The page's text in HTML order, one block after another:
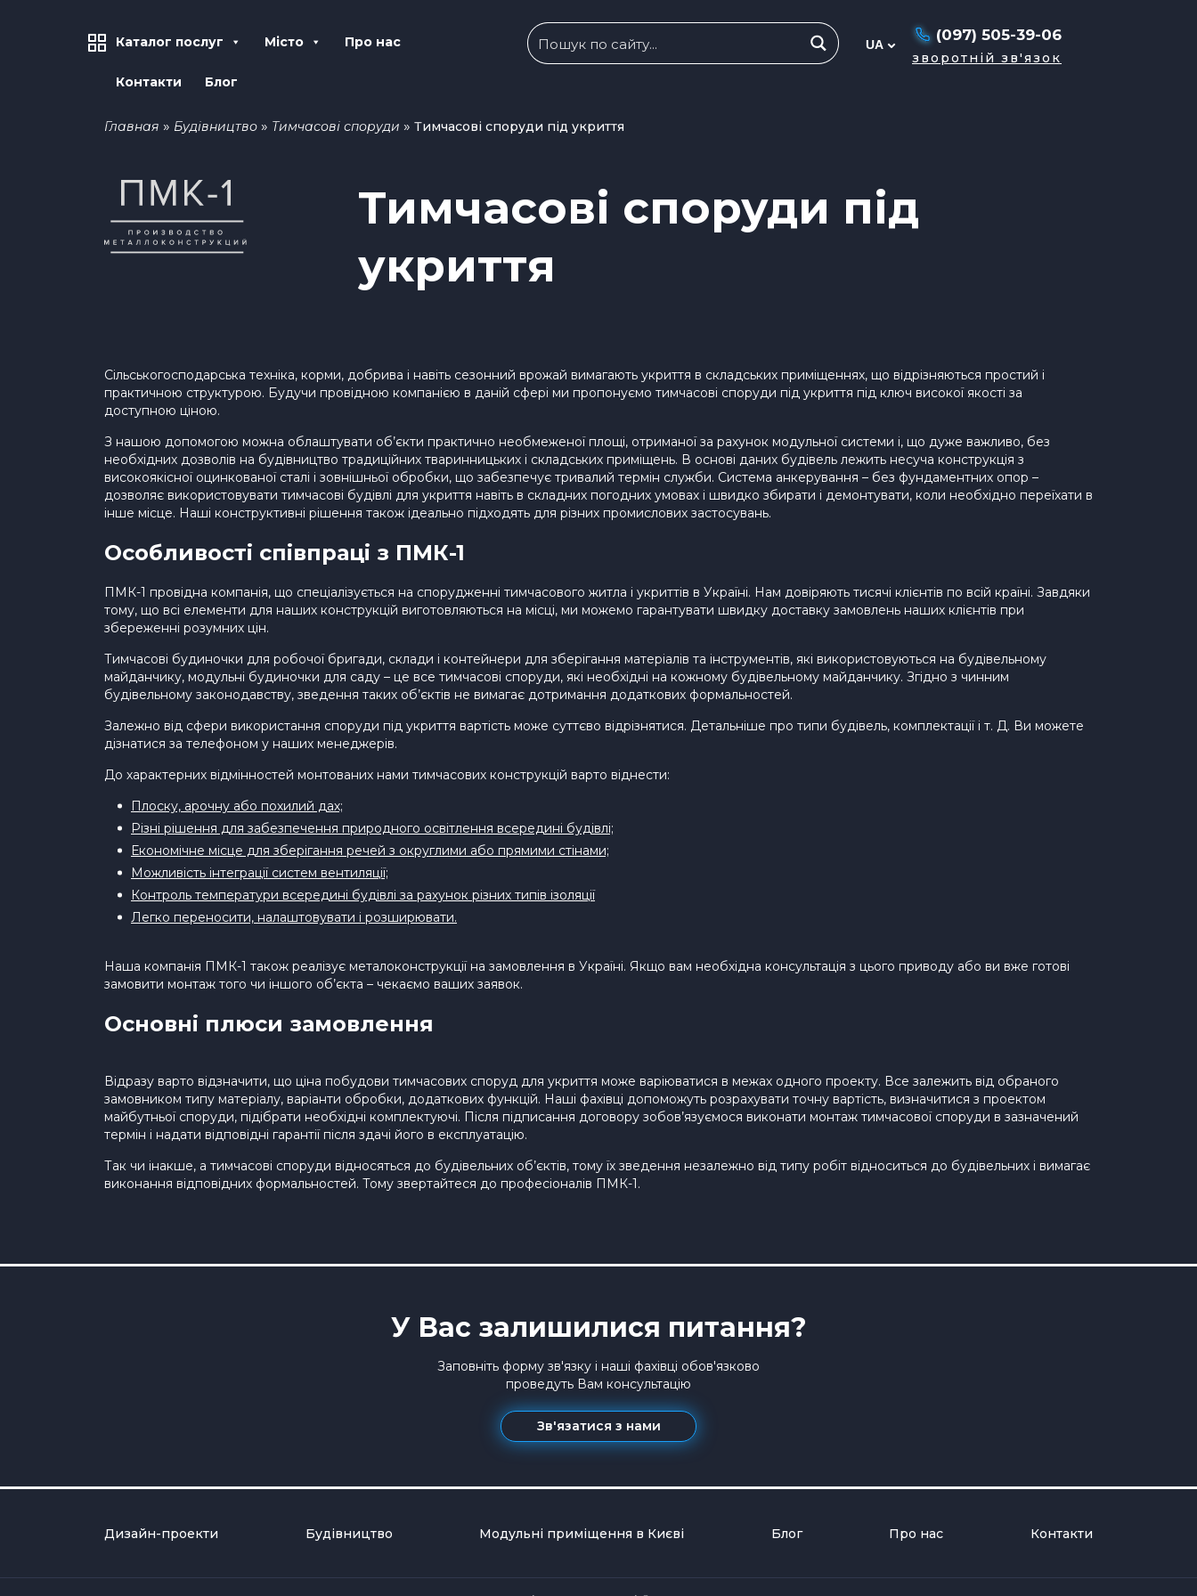
Каталог послуг Місто Про нас
Контакти Блог
(097) 505-39-06
зворотній зв'язок
Главная » Будівництво » Тимчасові споруди » Тимчасові споруди під укриття
Тимчасові споруди під
укриття
Сільськогосподарська техніка, корми, добрива і навіть сезонний врожай вимагають укриття в складських приміщеннях, що відрізняються простий і
практичною структурою. Будучи провідною компанією в даній сфері ми пропонуємо тимчасові споруди під укриття під ключ високої якості за
доступною ціною.
З нашою допомогою можна облаштувати об’єкти практично необмеженої площі, отриманої за рахунок модульної системи і, що дуже важливо, без
необхідних дозволів на будівництво традиційних тваринницьких і складських приміщень. В основі даних будівель лежить несуча конструкція з
високоякісної оцинкованої сталі і зовнішньої обробки, що забезпечує тривалий термін служби. Система анкерування – без фундаментних опор –
дозволяє використовувати тимчасові будівлі для укриття навіть в складних погодних умовах і швидко збирати і демонтувати, коли необхідно переїхати в
інше місце. Наші конструктивні рішення також ідеально підходять для різних промислових застосувань.
Особливості співпраці з ПМК-1
ПМК-1 провідна компанія, що спеціалізується на спорудженні тимчасового житла і укриттів в Україні. Нам довіряють тисячі клієнтів по всій країні. Завдяки
тому, що всі елементи для наших конструкцій виготовляються на місці, ми можемо гарантувати швидку доставку замовлень наших клієнтів при
збереженні розумних цін.
Тимчасові будиночки для робочої бригади, склади і контейнери для зберігання матеріалів та інструментів, які використовуються на будівельному
майданчику, модульні будиночки для саду – це все тимчасові споруди, які необхідні на кожному будівельному майданчику. Згідно з чинним
будівельному законодавству, зведення таких об’єктів не вимагає дотримання додаткових формальностей.
Залежно від сфери використання споруди під укриття вартість може суттєво відрізнятися. Детальніше про типи будівель, комплектації і т. Д. Ви можете
дізнатися за телефоном у наших менеджерів.
До характерних відмінностей монтованих нами тимчасових конструкцій варто віднести:
Плоску, арочну або похилий дах;
Різні рішення для забезпечення природного освітлення всередині будівлі;
Економічне місце для зберігання речей з округлими або прямими стінами;
Можливість інтеграції систем вентиляції;
Контроль температури всередині будівлі за рахунок різних типів ізоляції
Легко переносити, налаштовувати і розширювати.
Наша компанія ПМК-1 також реалізує металоконструкції на замовлення в Україні. Якщо вам необхідна консультація з цього приводу або ви вже готові
замовити монтаж того чи іншого об’єкта – чекаємо ваших заявок.
Основні плюси замовлення
Відразу варто відзначити, що ціна побудови тимчасових споруд для укриття може варіюватися в межах одного проекту. Все залежить від обраного
замовником типу матеріалу, варіанти обробки, додаткових функцій. Наші фахівці допоможуть розрахувати точну вартість, визначитися з проектом
майбутньої споруди, підібрати необхідні комплектуючі. Після підписання договору зобов’язуємося виконати монтаж тимчасової споруди в зазначений
термін і надати відповідні гарантії після здачі його в експлуатацію.
Так чи інакше, а тимчасові споруди відносяться до будівельних об’єктів, тому їх зведення незалежно від типу робіт відноситься до будівельних і вимагає
виконання відповідних формальностей. Тому звертайтеся до професіоналів ПМК-1.
У Вас залишилися питання?
Заповніть форму зв'язку і наші фахівці обов'язково
проведуть Вам консультацію
Зв'язатися з нами
Дизайн-проекти Будівництво Модульні приміщення в Києві Блог Про нас Контакти